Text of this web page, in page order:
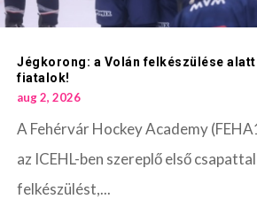
Jégkorong: a Volán felkészülése
fiatalok!
aug 2, 2026
A Fehérvár Hockey Academy
az ICEHL-ben szereplő első
felkészülést,...